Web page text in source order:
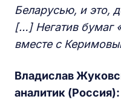
Беларусью, и это,
[…] Негатив бумаг
вместе с
Владислав
аналитик (Россия):